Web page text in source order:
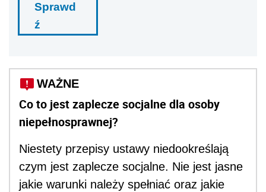
Sprawd
ź
WAŻNE
Co to jest zaplecze socjalne dla osoby
niepełnosprawnej?
Niestety przepisy ustawy niedookreślają
czym jest zaplecze socjalne. Nie jest jasne
jakie warunki należy spełniać oraz jakie